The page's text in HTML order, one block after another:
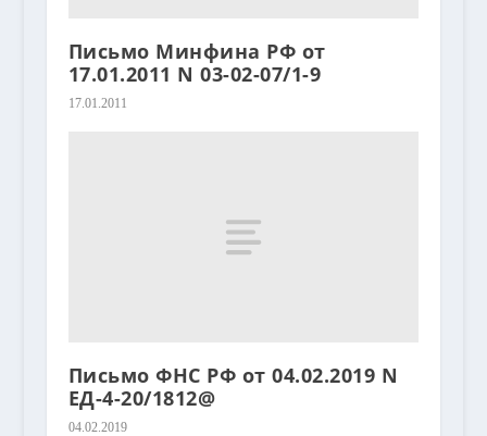
Письмо Минфина РФ от
17.01.2011 N 03-02-07/1-9
17.01.2011
Письмо ФНС РФ от 04.02.2019 N
ЕД-4-20/1812@
04.02.2019